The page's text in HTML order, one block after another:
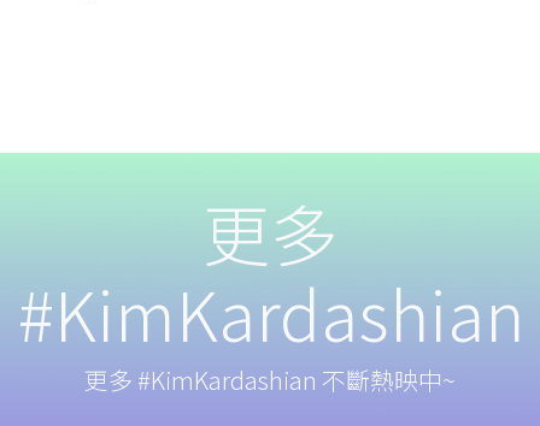
更多
#KimKardashian
更多 #KimKardashian 不斷熱映中~